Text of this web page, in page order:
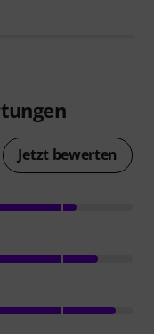
Jetzt bewerten